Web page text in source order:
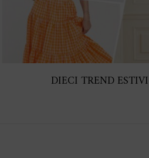
DIECI TREND